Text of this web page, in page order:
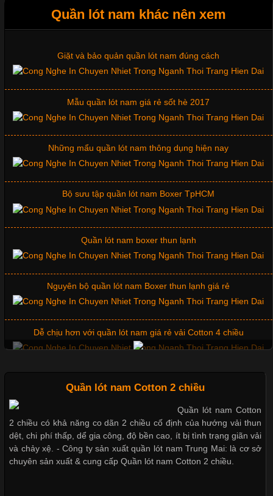
Những Mẫu Áo Thun Đồng Phục Công Ty Được Ưa
Chuộng Hiện Nay
Cập nhật 2026-06-01 14:23:34
chuyên nghiệp đóng vai trò quan trọng đối với sự phát triển của
doanh nghiệp. Một trong những giải pháp hiệu quả được nhiều
đơn vị lựa chọn hiện nay là sử dụng áo thun đồng phục công ty.
Chất Liệu Lycra Có Gì Đặc Biệt Trong Ngành Thời Trang?
Cập nhật 2026-05-27 17:03:46
Vải Lycra Là Gì? Chất Liệu Co Giãn Được Ưa Chuộng Trong
Ngành May Mặc Trong ngành thời trang hiện đại, các loại vải có
khả năng co giãn tốt ngày càng được ưa chuộng nhằm mang lại
cảm giác thoải mái cho người mặc. Trong đó, vải Lycra là một
trong những chất liệu nổi bật nhờ độ đàn hồi cao,
Chất Liệu Bamboo Xu Hướng Mới Trong Ngành Thời Trang
Cập nhật 2026-05-21 14:59:25
Trong những năm gần đây, vải Bamboo đang trở thành một
Quần lót nam khác nên xem
Xu hướng thời trang trẻ và quần lót nam giá sỉ
Giặt và bảo quản quần lót nam đúng cách
Mẫu quần lót nam giá rẻ sốt hè 2017
Những mẩu quần lót nam thông dụng hiện nay
Bộ sưu tập quần lót nam Boxer TpHCM
Quần lót nam boxer thun lạnh
Nguyên bộ quần lót nam Boxer thun lạnh giá rẻ
Dễ chịu hơn với quần lót nam giá rẻ vải Cotton 4 chiều
Thị hiều quần lót nam bơi lội nam và nữ 2017
Quần lót nam Cotton 2 chiều
Quần lót nam Cotton
2 chiều có khả năng co dãn 2 chiều cố định của hướng vải thun
dệt, chi phí thấp, dể gia công, độ bền cao, ít bị tình trạng giãn vải
và chảy xệ. - Công ty sản xuất quần lót nam Trung Mai: là cơ sở
chuyên sản xuất & cung cấp Quần lót nam Cotton 2 chiều.